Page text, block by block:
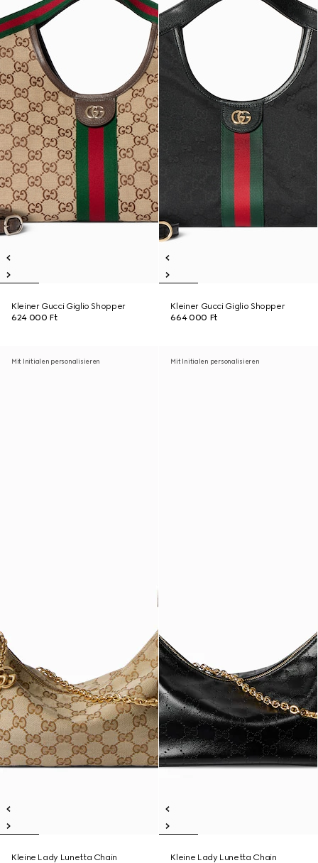
Kleiner Gucci Giglio Shopper
624 000 Ft
Kleiner Gucci Giglio Shopper
664 000 Ft
Mit Initialen personalisieren
Kleine Lady Lunetta Chain
Mit Initialen personalisieren
Kleine Lady Lunetta Chain